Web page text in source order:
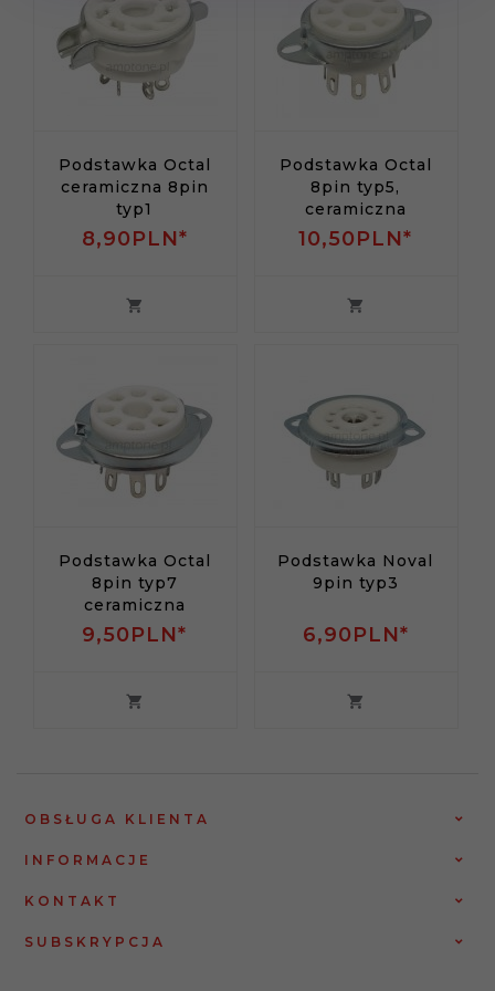
Podstawka Octal
ceramiczna 8pin
typ1
8,90PLN*
Podstawka Octal
8pin typ5,
ceramiczna
10,50PLN*
Podstawka Octal
8pin typ7
ceramiczna
9,50PLN*
Podstawka Noval
9pin typ3
6,90PLN*
OBSŁUGA KLIENTA
INFORMACJE
KONTAKT
SUBSKRYPCJA